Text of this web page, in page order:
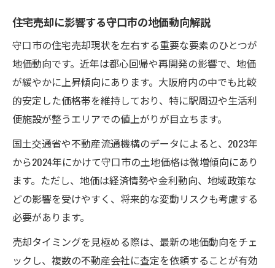
住宅売却に影響を与える金利・経済情勢の
変化
守口市住宅市場変化と売却タイミングの見
極め
用法
守口市住宅売却で知るべき今後の市場変動
守口市住宅売却を成功へ導くポイント集
住宅売却を成功させる守口市の価格戦略
守口市住宅売却で重視すべき査定の基準
住宅売却時の広告・宣伝で差をつける方法
住宅売却に影響する守口市の地価動向解説
守口市の住宅売却現状を左右する重要な要素のひとつが
地価動向です。近年は都心回帰や再開発の影響で、地価
が緩やかに上昇傾向にあります。大阪府内の中でも比較
的安定した価格帯を維持しており、特に駅周辺や生活利
便施設が整うエリアでの値上がりが目立ちます。
国土交通省や不動産流通機構のデータによると、2023年
から2024年にかけて守口市の土地価格は微増傾向にあり
ます。ただし、地価は経済情勢や金利動向、地域政策な
どの影響を受けやすく、将来的な変動リスクも考慮する
必要があります。
売却タイミングを見極める際は、最新の地価動向をチェ
ックし、複数の不動産会社に査定を依頼することが有効